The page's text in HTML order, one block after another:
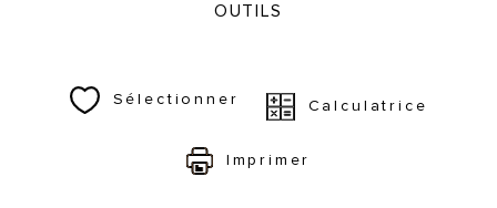
OUTILS
Sélectionner Calculatrice
Imprimer